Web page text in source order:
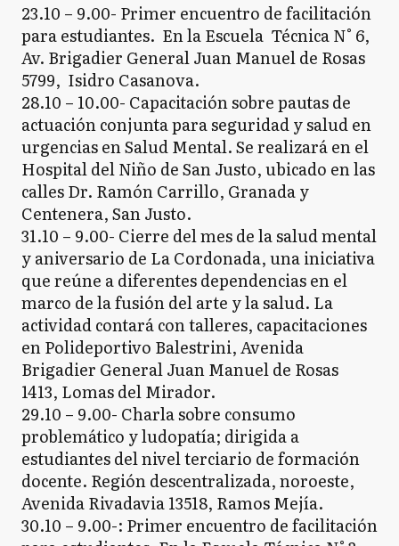
23.10 – 9.00- Primer encuentro de facilitación
para estudiantes. En la Escuela Técnica N° 6,
Av. Brigadier General Juan Manuel de Rosas
5799, Isidro Casanova.
28.10 – 10.00- Capacitación sobre pautas de
actuación conjunta para seguridad y salud en
urgencias en Salud Mental. Se realizará en el
Hospital del Niño de San Justo, ubicado en las
calles Dr. Ramón Carrillo, Granada y
Centenera, San Justo.
31.10 – 9.00- Cierre del mes de la salud mental
y aniversario de La Cordonada, una iniciativa
que reúne a diferentes dependencias en el
marco de la fusión del arte y la salud. La
actividad contará con talleres, capacitaciones
en Polideportivo Balestrini, Avenida
Brigadier General Juan Manuel de Rosas
1413, Lomas del Mirador.
29.10 – 9.00- Charla sobre consumo
problemático y ludopatía; dirigida a
estudiantes del nivel terciario de formación
docente. Región descentralizada, noroeste,
Avenida Rivadavia 13518, Ramos Mejía.
30.10 – 9.00-: Primer encuentro de facilitación